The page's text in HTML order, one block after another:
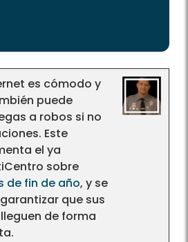
es cómodo y
puede
a robos si no
Este
el ya
sobre
de fin de año, y se
que sus
de forma